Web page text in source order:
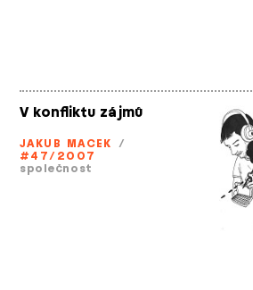
V konfliktu zájmů
JAKUB MACEK /
#47/2007
společnost